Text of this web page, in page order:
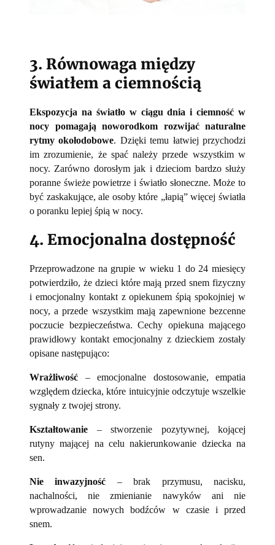
3. Równowaga między
światłem a ciemnością
Ekspozycja na światło w ciągu dnia i ciemność w
nocy pomagają noworodkom rozwijać naturalne
rytmy okołodobowe. Dzięki temu łatwiej przychodzi
im zrozumienie, że spać należy przede wszystkim w
nocy. Zarówno dorosłym jak i dzieciom bardzo służy
poranne świeże powietrze i światło słoneczne. Może to
być zaskakujące, ale osoby które „łapią” więcej światła
o poranku lepiej śpią w nocy.
4. Emocjonalna dostępność
Przeprowadzone na grupie w wieku 1 do 24 miesięcy
potwierdziło, że dzieci które mają przed snem fizyczny
i emocjonalny kontakt z opiekunem śpią spokojniej w
nocy, a przede wszystkim mają zapewnione bezcenne
poczucie bezpieczeństwa. Cechy opiekuna mającego
prawidłowy kontakt emocjonalny z dzieckiem zostały
opisane następująco:
Wrażliwość – emocjonalne dostosowanie, empatia
względem dziecka, które intuicyjnie odczytuje wszelkie
sygnały z twojej strony.
Kształtowanie – stworzenie pozytywnej, kojącej
rutyny mającej na celu nakierunkowanie dziecka na
sen.
Nie inwazyjność – brak przymusu, nacisku,
nachalności, nie zmienianie nawyków ani nie
wprowadzanie nowych bodźców w czasie i przed
snem.